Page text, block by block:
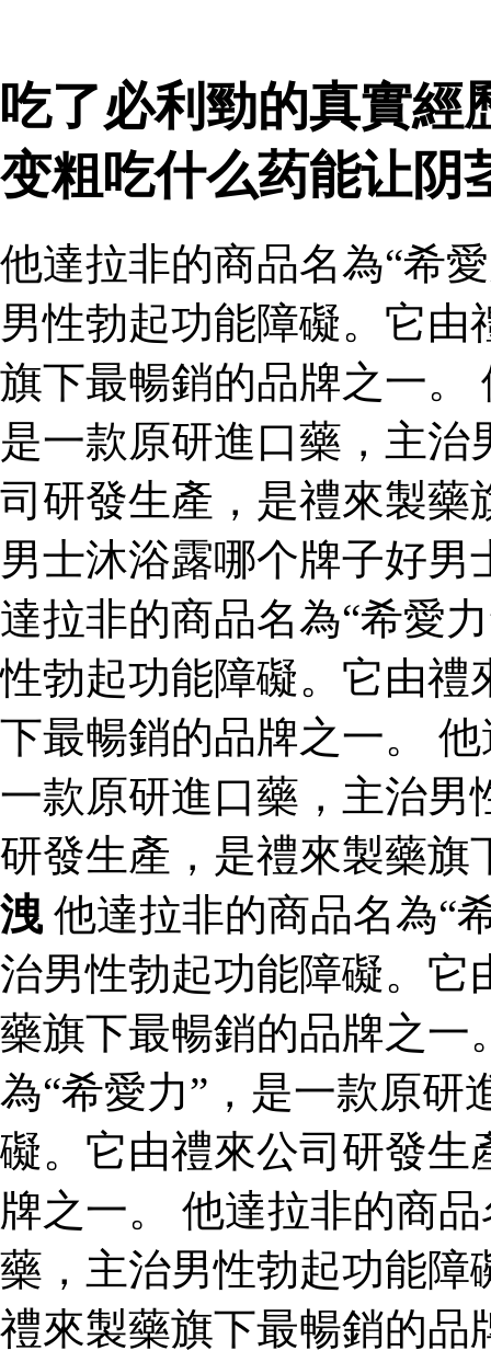
吃了必利勁的真實經
变粗吃什么药能让阴
他達拉非的商品名為“希
男性勃起功能障礙。它
旗下最暢銷的品牌之一。
是一款原研進口藥，主
司研發生產，是禮來製藥
男士沐浴露哪个牌子好
達拉非的商品名為“希愛
性勃起功能障礙。它由禮
下最暢銷的品牌之一。
一款原研進口藥，主治男
研發生產，是禮來製藥
洩 他達拉非的商品名為“
治男性勃起功能障礙。它
藥旗下最暢銷的品牌之一
為“希愛力”，是一款原研
礙。它由禮來公司研發生
牌之一。 他達拉非的商
藥，主治男性勃起功能障
禮來製藥旗下最暢銷的品